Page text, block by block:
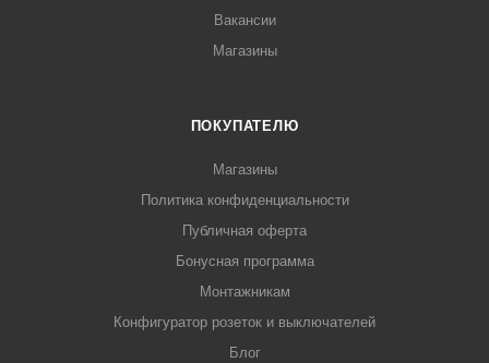
Вакансии
Магазины
ПОКУПАТЕЛЮ
Магазины
Политика конфиденциальности
Публичная оферта
Бонусная программа
Монтажникам
Конфигуратор розеток и выключателей
Блог